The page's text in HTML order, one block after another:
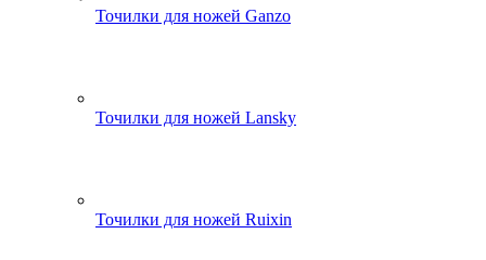
Точилки для ножей Ganzo
Точилки для ножей Lansky
Точилки для ножей Ruixin